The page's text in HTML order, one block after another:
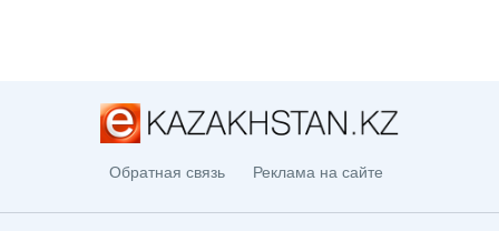
Обратная связь Реклама на сайте